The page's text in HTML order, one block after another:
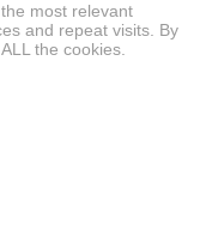
most relevant
and repeat visits. By
the cookies.